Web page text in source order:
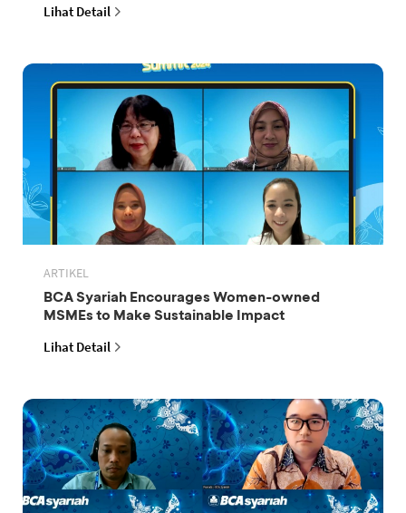
Lihat Detail
ARTIKEL
BCA Syariah Encourages Women-owned
MSMEs to Make Sustainable Impact
Lihat Detail